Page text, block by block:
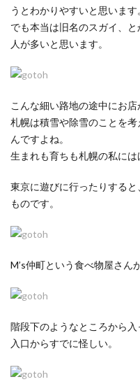
うとわかりやすいと思います
でも本当は旧名のスガイ、
人が多いと思います。
こんな細い路地の途中にお店
札幌は積雪や除雪のことを
んですよね。
生まれも育ちも札幌の私には
東京に遊びに行ったりする
ものです。
M’s仲町という食べ物屋さん
階段下のようなところから入
入口からすでに怪しい。